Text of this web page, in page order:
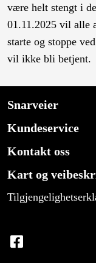
være helt stengt i
01.11.2025 vil alle
starte og stoppe
vil ikke bli betjent.
Snarveier
Kundeservice
Kontakt oss
Kart og